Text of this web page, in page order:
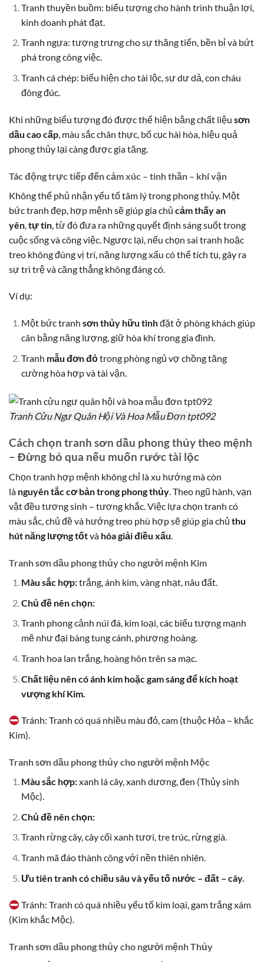
Tranh thuyền buồm: biểu tượng cho hành trình thuận lợi,
kinh doanh phát đạt.
Tranh ngựa: tượng trưng cho sự thăng tiến, bền bỉ và bứt
phá trong công việc.
Tranh cá chép: biểu hiện cho tài lộc, sự dư dả, con cháu
đông đúc.
Khi những biểu tượng đó được thể hiện bằng chất liệu sơn
dầu cao cấp , màu sắc chân thực, bố cục hài hòa, hiệu quả
phong thủy lại càng được gia tăng.
Tác động trực tiếp đến cảm xúc – tinh thần – khí vận
Không thể phủ nhận yếu tố tâm lý trong phong thủy. Một
bức tranh đẹp, hợp mệnh sẽ giúp gia chủ cảm thấy an
yên tự tin , từ đó đưa ra những quyết định sáng suốt trong
cuộc sống và công việc. Ngược lại, nếu chọn sai tranh hoặc
treo không đúng vị trí, năng lượng xấu có thể tích tụ, gây ra
sự trì trệ và căng thẳng không đáng có.
Ví dụ:
Một bức tranh sơn thủy hữu tìnhđặt ở phòng khách giúp
cân bằng năng lượng, giữ hòa khí trong gia đình.
Tranh mẫu đơn đỏtrong phòng ngủ vợ chồng tăng
cường hòa hợp và tài vận.
Tranh Cửu Ngư Quân Hội Và Hoa Mẫu Đơn tpt092
Cách chọn tranh sơn dầu phong thủy theo mệnh
– Đừng bỏ qua nếu muốn rước tài lộc
Chọn tranh hợp mệnh không chỉ là xu hướng mà còn
là nguyên tắc cơ bản trong phong thủy. Theo ngũ hành, vạn
vật đều tương sinh – tương khắc. Việc lựa chọn tranh có
màu sắc, chủ đề và hướng treo phù hợp sẽ giúp gia chủ thu
hút năng lượng tốtvà hóa giải điều xấu.
Tranh sơn dầu phong thủy cho người mệnh Kim
Màu sắc hợp:trắng, ánh kim, vàng nhạt, nâu đất.
Chủ đề nên chọn:
Tranh phong cảnh núi đá, kim loại, các biểu tượng mạnh
mẽ như đại bàng tung cánh, phượng hoàng.
Tranh hoa lan trắng, hoàng hôn trên sa mạc.
Chất liệu nên có ánh kim hoặc gam sáng để kích hoạt
vượng khí Kim.
Tránh: Tranh có quá nhiều màu đỏ, cam (thuộc Hỏa – khắc
Kim).
Tranh sơn dầu phong thủy cho người mệnh Mộc
Màu sắc hợp:xanh lá cây, xanh dương, đen (Thủy sinh
Mộc).
Chủ đề nên chọn:
Tranh rừng cây, cây cối xanh tươi, tre trúc, rừng già.
Tranh mã đáo thành công với nền thiên nhiên.
Ưu tiên tranh có chiều sâu và yếu tố nước – đất – cây.
Tránh: Tranh có quá nhiều yếu tố kim loại, gam trắng xám
(Kim khắc Mộc).
Tranh sơn dầu phong thủy cho người mệnh Thủy